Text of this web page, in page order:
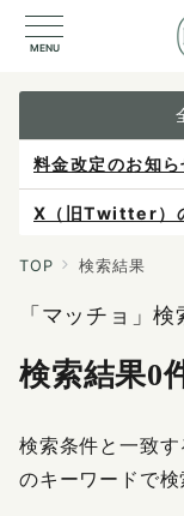
MENU
料金改定のお知ら
X（旧Twitter）
ご予約は各店へ直
料金は当日施術前
感染症防止対策に
TOP 検索結果
「マッチョ」
検索結果0
検索条件と一致
のキーワードで検